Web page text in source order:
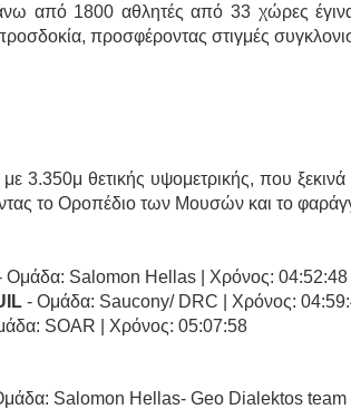
από 1800 αθλητές από 33 χώρες
προσφέροντας στιγμές
3.350μ θετικής υψομετρικής, που
το Οροπέδιο των Μουσών και το
Ομάδα: Salomon Hellas | Χρόνος: 04:52:48
- Ομάδα: Saucony/ DRC | Χρόνος:
SOAR | Χρόνος: 05:07:58
Salomon Hellas- Geo Dialektos team